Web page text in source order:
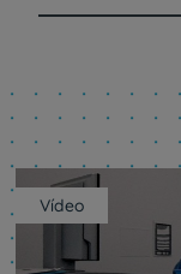
Vídeo